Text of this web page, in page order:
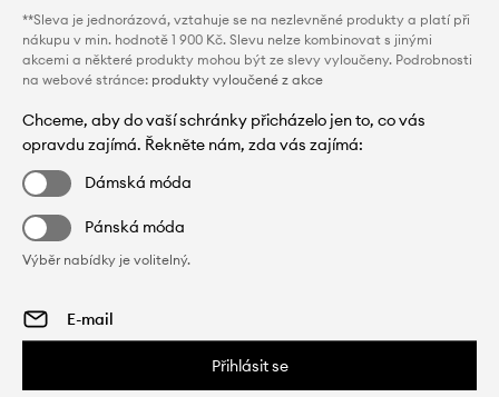
**Sleva je jednorázová, vztahuje se na nezlevněné produkty a platí při
nákupu v min. hodnotě 1 900 Kč. Slevu nelze kombinovat s jinými
akcemi a některé produkty mohou být ze slevy vyloučeny. Podrobnosti
na webové stránce: produkty vyloučené z akce
Chceme, aby do vaší schránky přicházelo jen to, co vás
opravdu zajímá. Řekněte nám, zda vás zajímá:
Dámská móda
Pánská móda
Výběr nabídky je volitelný.
Přihlásit se